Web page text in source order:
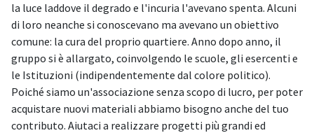
la luce laddove il degrado e l'incuria l'avevano spenta. Alcuni
di loro neanche si conoscevano ma avevano un obiettivo
comune: la cura del proprio quartiere. Anno dopo anno, il
gruppo si è allargato, coinvolgendo le scuole, gli esercenti e
le Istituzioni (indipendentemente dal colore politico).
Poiché siamo un'associazione senza scopo di lucro, per poter
acquistare nuovi materiali abbiamo bisogno anche del tuo
contributo. Aiutaci a realizzare progetti più grandi ed